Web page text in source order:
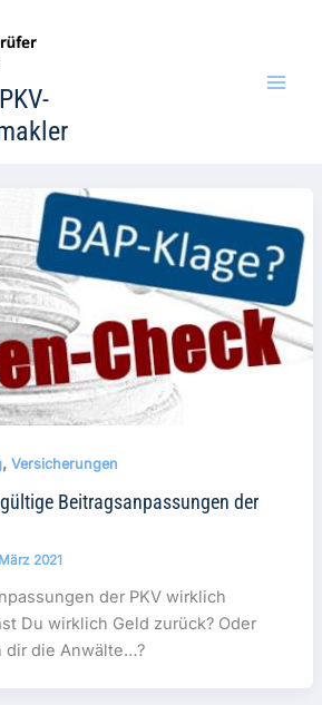
, Versicherungen
Beitragsanpassungen der
2021
der PKV wirklich
Du wirklich Geld zurück? Oder
dir die Anwälte…?